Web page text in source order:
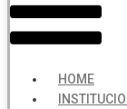
HOME